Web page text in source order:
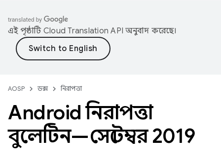
এই পৃষ্ঠাটি Cloud Translation API অনুবাদ করেছে।
AOSP ডক্স নিরাপত্তা
Android নিরাপত্তা
বুলেটিন—সেপ্টেম্বর 2019